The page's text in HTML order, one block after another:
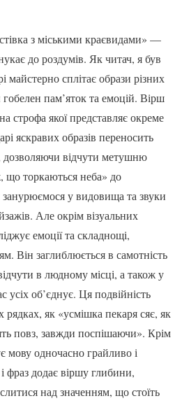
з міськими краєвидами» —
до роздумів. Як читач, я був
майстерно сплітає образи різних
пам’яток та емоцій. Вірш
строфа якої представляє окреме
яскравих образів переносить
дозволяючи відчути метушню
що торкаються неба» до
у видовища та звуки
Але окрім візуальних
емоції та складнощі,
Він заглиблюється в самотність
в людному місці, а також у
усіх об’єднує. Ця подвійність
рядках, як «усмішка пекаря сяє, як
повз, завжди поспішаючи». Крім
мову одночасно грайливо і
фраз додає віршу глибини,
над значенням, що стоїть